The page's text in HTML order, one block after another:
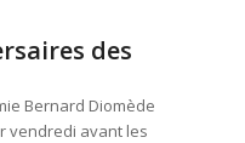
des
Bernard Diomède
vendredi avant les